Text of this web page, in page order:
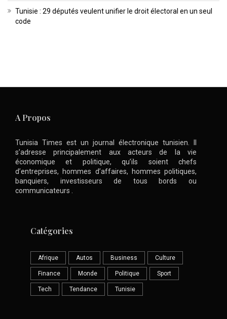
Tunisie : 29 députés veulent unifier le droit électoral en un seul
code
A Propos
Tunisia Times est un journal électronique tunisien. Il
s’adresse principalement aux acteurs de la vie
économique et politique, qu’ils soient chefs
d’entreprises, hommes d’affaires, hommes politiques,
banquiers, investisseurs de tous bords ou
communicateurs .
Catégories
Afrique Autos Business Culture
Finance Monde Politique Sport
Tech Tendance Tunisie